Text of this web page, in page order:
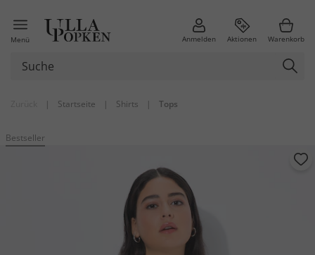
Menü Anmelden Aktionen Warenkorb
| Startseite | Shirts | Tops
Bestseller